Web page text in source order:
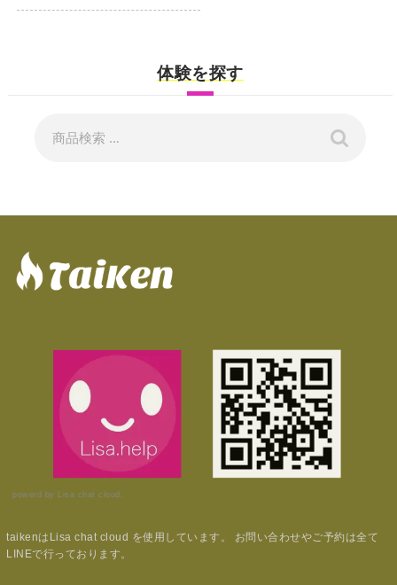
体験を探す
powerd by Lisa chat cloud.
taikenはLisa chat cloud を使用しています。 お問い合わせやご予約は全て
LINEで行っております。